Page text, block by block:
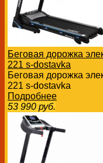
Беговая дорожка
221 s-dostavka
Беговая дорожка
221 s-dostavka
Подробнее
53 990 руб.